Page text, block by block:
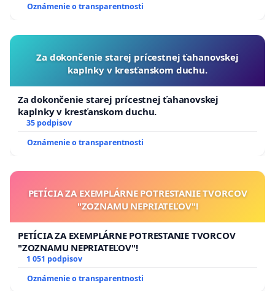
Oznámenie o transparentnosti
Za dokončenie starej prícestnej ťahanovskej
kaplnky v kresťanskom duchu.
Za dokončenie starej prícestnej ťahanovskej
kaplnky v kresťanskom duchu.
35 podpisov
Oznámenie o transparentnosti
PETÍCIA ZA EXEMPLÁRNE POTRESTANIE TVORCOV
"ZOZNAMU NEPRIATEĽOV"!
PETÍCIA ZA EXEMPLÁRNE POTRESTANIE TVORCOV
"ZOZNAMU NEPRIATEĽOV"!
1 051 podpisov
Oznámenie o transparentnosti